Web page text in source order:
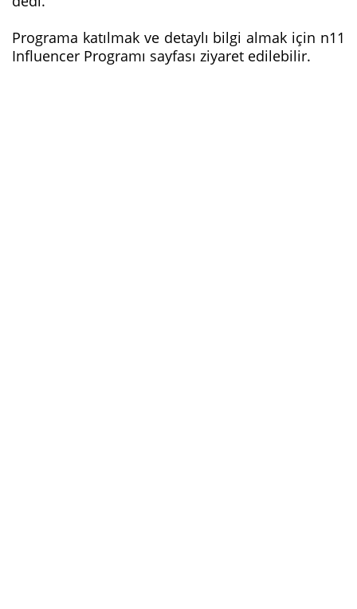
Programa katılmak ve detaylı bilgi almak için n11
Influencer Programı sayfası ziyaret edilebilir.